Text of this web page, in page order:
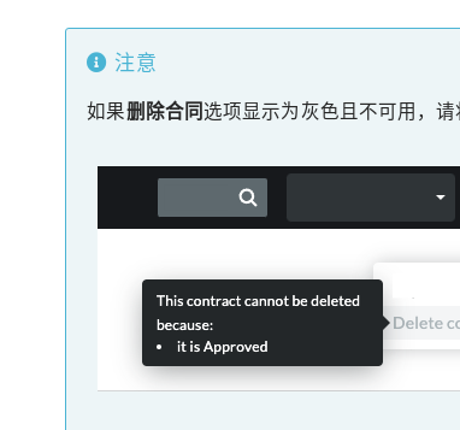
注意
如果删除合同选项显示为灰色且不可用，